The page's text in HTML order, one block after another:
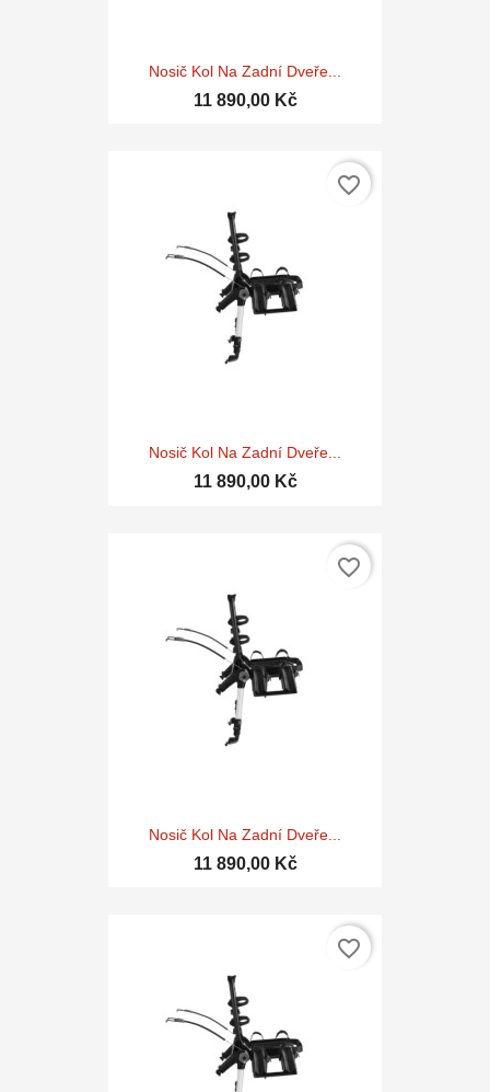
Nosič Kol Na Zadní Dveře...
11 890,00 Kč
Nosič Kol Na Zadní Dveře...
11 890,00 Kč
favorite_border
Nosič Kol Na Zadní Dveře...
11 890,00 Kč
favorite_border
favorite_border